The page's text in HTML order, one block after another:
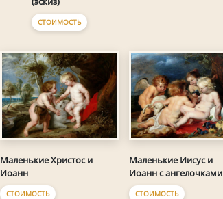
СТОИМОСТЬ
Маленькие Христос и
Иоанн
СТОИМОСТЬ
Маленькие Иисус и
Иоанн с ангелочками
СТОИМОСТЬ